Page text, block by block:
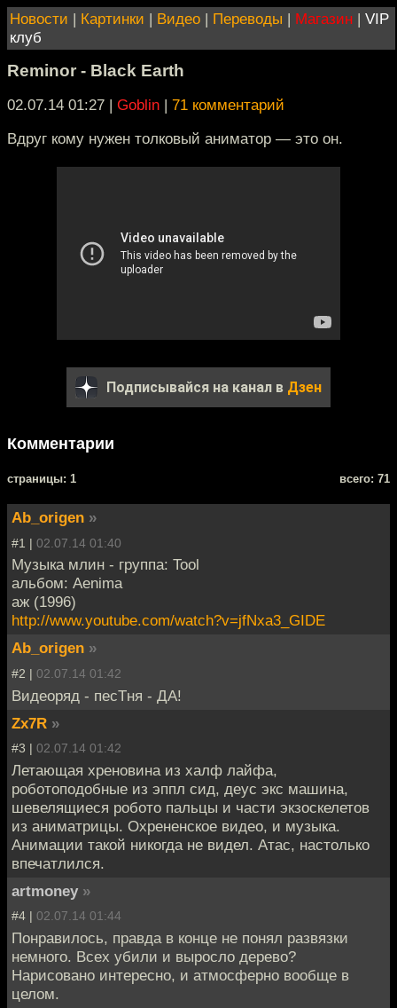
Новости | Картинки | Видео | Переводы | Магазин | VIP
клуб
Reminor - Black Earth
02.07.14 01:27 | Goblin | 71 комментарий
Вдруг кому нужен толковый аниматор — это он.
Подписывайся на канал в Дзен
Комментарии
cтраницы: 1 всего: 71
Ab_origen »
#1 | 02.07.14 01:40
Музыка млин - группа: Tool
альбом: Aenima
аж (1996)
http://www.youtube.com/watch?v=jfNxa3_GIDE
Ab_origen »
#2 | 02.07.14 01:42
Видеоряд - песТня - ДА!
Zx7R »
#3 | 02.07.14 01:42
Летающая хреновина из халф лайфа,
роботоподобные из эппл сид, деус экс машина,
шевелящиеся робото пальцы и части экзоскелетов
из аниматрицы. Охрененское видео, и музыка.
Анимации такой никогда не видел. Атас, настолько
впечатлился.
artmoney »
#4 | 02.07.14 01:44
Понравилось, правда в конце не понял развязки
немного. Всех убили и выросло дерево?
Нарисовано интересно, и атмосферно вообще в
целом.